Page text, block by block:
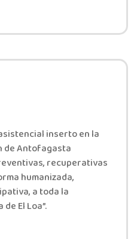
inserto en la
de Antofagasta
recuperativas
humanizada,
a toda la
El Loa”.